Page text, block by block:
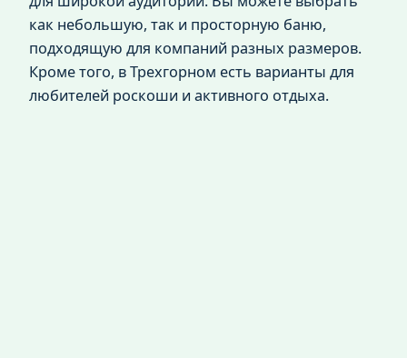
как небольшую, так и просторную баню,
подходящую для компаний разных размеров.
Кроме того, в Трехгорном есть варианты для
любителей роскоши и активного отдыха.